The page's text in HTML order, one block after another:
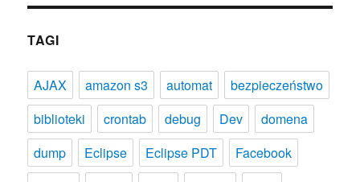
TAGI
AJAX amazon s3 automat
bezpieczeństwo
biblioteki
crontab debug Dev
domena
dump
Eclipse Eclipse PDT
Facebook